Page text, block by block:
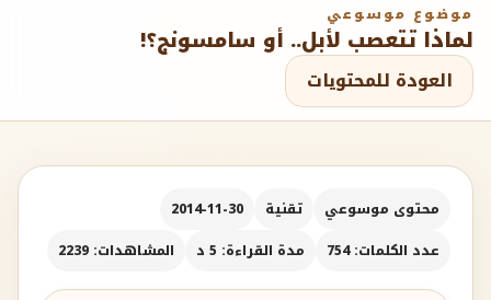
موضوع موسوعي
لماذا تتعصب لأبل.. أو سامسونج؟!
العودة للمحتويات
محتوى موسوعي تقنية
2014-11-30
عدد الكلمات: 754
مدة القراءة: 5 د المشاهدات: 2239